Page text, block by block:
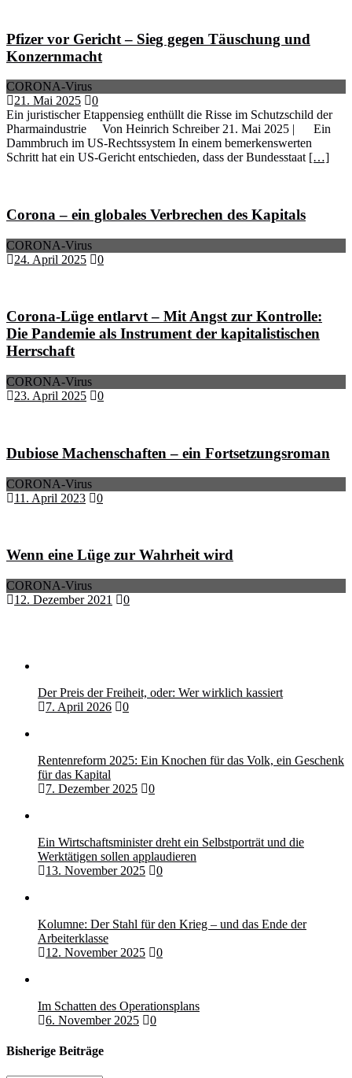
Pfizer vor Gericht – Sieg gegen Täuschung und
Konzernmacht
CORONA-Virus
21. Mai 2025
0
Ein juristischer Etappensieg enthüllt die Risse im Schutzschild der
Pharmaindustrie Von Heinrich Schreiber 21. Mai 2025 | Ein
Dammbruch im US-Rechtssystem In einem bemerkenswerten
Schritt hat ein US-Gericht entschieden, dass der Bundesstaat […]
Corona – ein globales Verbrechen des Kapitals
CORONA-Virus
24. April 2025
0
Corona-Lüge entlarvt – Mit Angst zur Kontrolle:
Die Pandemie als Instrument der kapitalistischen
Herrschaft
CORONA-Virus
23. April 2025
0
Dubiose Machenschaften – ein Fortsetzungsroman
CORONA-Virus
11. April 2023
0
Wenn eine Lüge zur Wahrheit wird
CORONA-Virus
12. Dezember 2021
0
Der Preis der Freiheit, oder: Wer wirklich kassiert
7. April 2026
0
Rentenreform 2025: Ein Knochen für das Volk, ein Geschenk
für das Kapital
7. Dezember 2025
0
Ein Wirtschaftsminister dreht ein Selbstporträt und die
Werktätigen sollen applaudieren
13. November 2025
0
Kolumne: Der Stahl für den Krieg – und das Ende der
Arbeiterklasse
12. November 2025
0
Im Schatten des Operationsplans
6. November 2025
0
Bisherige Beiträge